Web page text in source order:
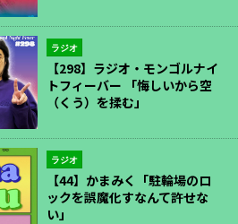
ラジオ
【298】ラジオ・モンゴルナイ
トフィーバー 「悔しいから空
（くう）を揉む」
ラジオ
【44】かまみく「駐輪場のロ
ックを誤魔化すなんて許せな
い」